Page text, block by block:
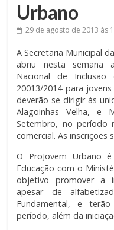
Urbano
29 de agosto de 2013 às
A Secretaria Municipal
abriu nesta semana
Nacional de Inclusão
20013/2014 para
deverão se dirigir às
Alagoinhas Velha, e
Setembro, no período
comercial. As
O ProJovem Urbano
Educação com o
objetivo promover a
apesar de
Fundamental, e
período, além da